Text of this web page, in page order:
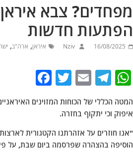
מפחדים? צבא
הפתעות חדשות
16/08/2025
Nziv איראן, ארה"ב,
W
at
s
A
T
el
e
g
ra
E
ai
l
T
itt
er
c
e
b
המטה הכללי של הכוחות המזוינים
איפוק וכי יתקוף בחזרה.
"אנו חוזרים על אזהרתנו הקטגורית
הוסיפה בהצהרה שפרסמה ביום שבת, על פי